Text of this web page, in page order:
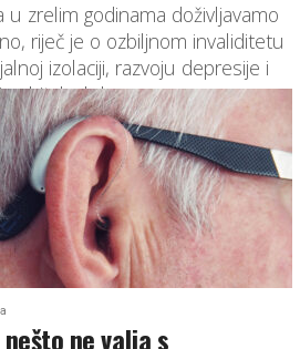
u zrelim godinama doživljavamo
riječ je o ozbiljnom invaliditetu
izolaciji, razvoju depresije i
sluha...
ne valja s